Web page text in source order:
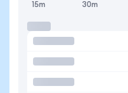
15m 30m